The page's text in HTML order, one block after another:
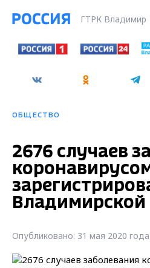
ГТРК Владимир
ОБЩЕСТВО
2676 случаев
Владимирской
Опубликовано: 31 мая 2020 года